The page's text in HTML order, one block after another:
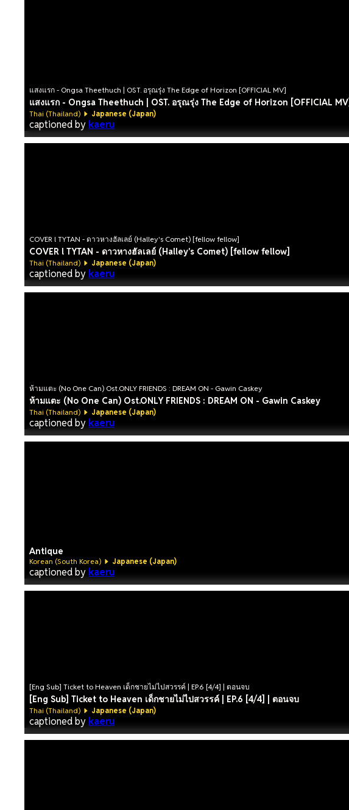
แสงแรก - Ongsa Theethuch | OST. อรุณรุ่ง The Edge of Horizon [OFFICIAL MV]
แสงแรก - Ongsa Theethuch | OST. อรุณรุ่ง The Edge of Horizon [OFFICIAL MV]
Thai (Thailand) Japanese (Japan)
captioned by kaeru
COVER l TYTAN - ดาวหางฮัลเลย์ (Halley's Comet) [fellow fellow]
COVER l TYTAN - ดาวหางฮัลเลย์ (Halley's Comet) [fellow fellow]
Thai (Thailand) Japanese (Japan)
captioned by kaeru
ห้ามแตะ (No One Can) Ost.ONLY FRIENDS : DREAM ON - Gawin Caskey
ห้ามแตะ (No One Can) Ost.ONLY FRIENDS : DREAM ON - Gawin Caskey
Thai (Thailand) Japanese (Japan)
captioned by kaeru
Antique
Korean (South Korea) Japanese (Japan)
captioned by kaeru
[Eng Sub] Ticket to Heaven เด็กชายไม่ไปสวรรค์ | EP.6 [4/4] | ตอนจบ
[Eng Sub] Ticket to Heaven เด็กชายไม่ไปสวรรค์ | EP.6 [4/4] | ตอนจบ
Thai (Thailand) Japanese (Japan)
captioned by kaeru